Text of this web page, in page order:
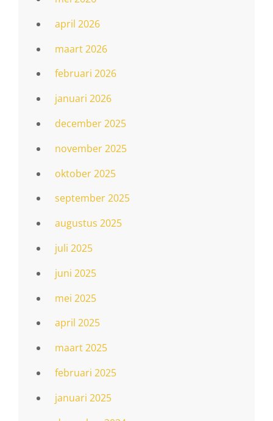
april 2026
maart 2026
februari 2026
januari 2026
december 2025
november 2025
oktober 2025
september 2025
augustus 2025
juli 2025
juni 2025
mei 2025
april 2025
maart 2025
februari 2025
januari 2025